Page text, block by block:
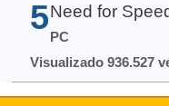
5 Need for
PC
Visualizado 936.527